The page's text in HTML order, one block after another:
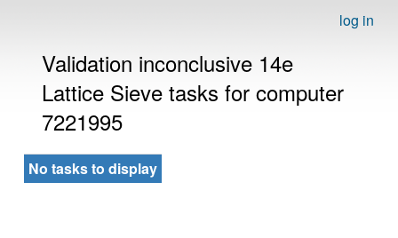
log in
Validation inconclusive 14e
Lattice Sieve tasks for computer
7221995
No tasks to display